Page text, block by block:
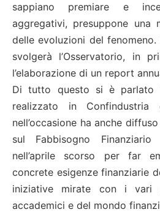
sappiano premiare e
aggregativi, presuppone una
delle evoluzioni del fenomeno.
svolgerà l’Osservatorio, in
l’elaborazione di un report
Di tutto questo si è parlato
realizzato in Confindustria
nell’occasione ha anche
sul Fabbisogno
nell’aprile scorso per far
concrete esigenze finanziarie
iniziative mirate con i vari
accademici e del mondo